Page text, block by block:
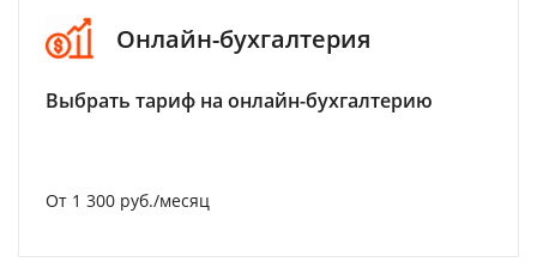
Онлайн-бухгалтерия
Выбрать тариф на онлайн-бухгалтерию
От 1 300 руб./месяц